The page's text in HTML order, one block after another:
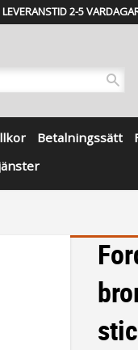
LEVERANSTID 2-5
Betalningssätt